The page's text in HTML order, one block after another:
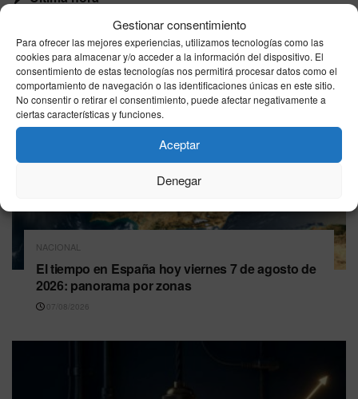
Gestionar consentimiento
Para ofrecer las mejores experiencias, utilizamos tecnologías como las
cookies para almacenar y/o acceder a la información del dispositivo. El
consentimiento de estas tecnologías nos permitirá procesar datos como el
comportamiento de navegación o las identificaciones únicas en este sitio.
No consentir o retirar el consentimiento, puede afectar negativamente a
ciertas características y funciones.
Aceptar
Denegar
NACIONAL
El tiempo en España hoy viernes 7 de agosto de
2026: panorama por zonas
07/08/2026